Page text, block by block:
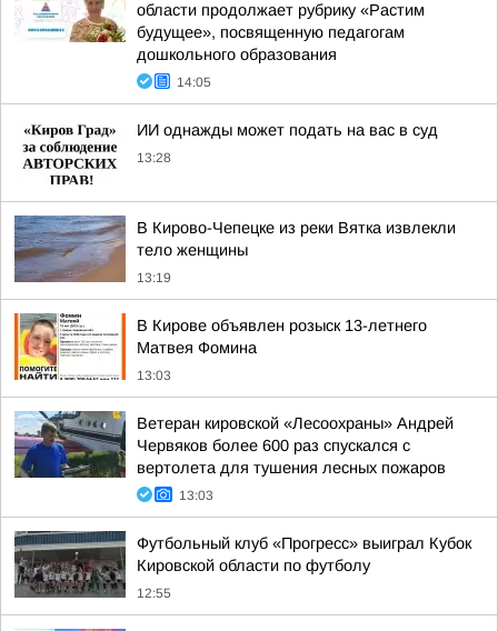
области продолжает рубрику «Растим
будущее», посвященную педагогам
дошкольного образования
14:05
ИИ однажды может подать на вас в суд
13:28
В Кирово-Чепецке из реки Вятка извлекли
тело женщины
13:19
В Кирове объявлен розыск 13-летнего
Матвея Фомина
13:03
Ветеран кировской «Лесоохраны» Андрей
Червяков более 600 раз спускался с
вертолета для тушения лесных пожаров
13:03
Футбольный клуб «Прогресс» выиграл Кубок
Кировской области по футболу
12:55